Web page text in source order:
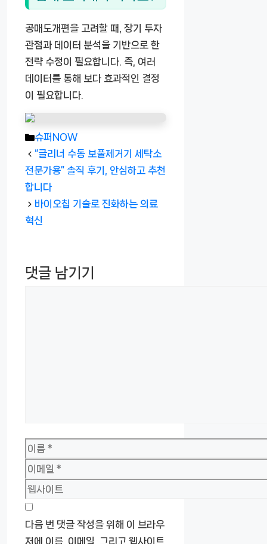
공매도개편을 고려할 때, 장기 투자
관점과 데이터 분석을 기반으로 한
전략 수정이 필요합니다. 즉, 여러
데이터를 통해 보다 효과적인 결정
이 필요합니다.
카
테
고
리
슈퍼NOW
“글리너 수동 보풀제거기 세탁소
전문가용” 솔직 후기, 안심하고 추천
합니다
바이오칩 기술로 진화하는 의료
혁신
댓글 남기기
이
름
이
메
일
웹
사
이
트
다음 번 댓글 작성을 위해 이 브라우
저에 이름, 이메일, 그리고 웹사이트